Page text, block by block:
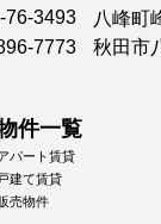
76-3493
八峰町
7773 秋田市
件一覧